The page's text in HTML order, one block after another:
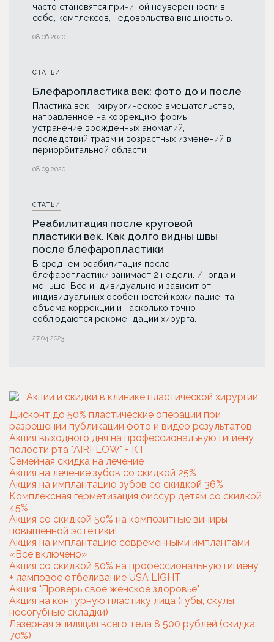
часто становятся причиной неуверенности в
себе, комплексов, недовольства внешностью.
08.06.2020
СТАТЬИ
Блефаропластика век: фото до и после
Пластика век – хирургическое вмешательство,
направленное на коррекцию формы,
устранение врожденных аномалий,
последствий травм и возрастных изменений в
периорбитальной области.
08.09.2020
СТАТЬИ
Реабилитация после круговой
пластики век. Как долго видны швы
после блефаропластики
В среднем реабилитация после
блефаропластики занимает 2 недели. Иногда и
меньше. Все индивидуально и зависит от
индивидуальных особенностей кожи пациента,
объема коррекции и насколько точно
соблюдаются рекомендации хирурга.
27.04.2023
Дисконт до 50% пластические операции при
разрешении публикации фото и видео результатов
Акция выходного дня на профессиональную гигиену
полости рта "AIRFLOW" + КТ
Семейная скидка на лечение
Акция на лечение зубов со скидкой 25%
Акция на имплантацию зубов со скидкой 36%
Комплексная герметизация фиссур детям со скидкой
45%
Акция со скидкой 50% на композитные виниры
повышенной эстетики!
Акция на имплантацию современными имплантами
«Все включено»
Акция со скидкой 50% на профессиональную гигиену
+ ламповое отбеливание USA LIGHT
Акция "Проверь свое женское здоровье"
Акция на контурную пластику лица (губы, скулы,
носогубные складки)
Лазерная эпиляция всего тела 8 500 рублей (скидка
70%)